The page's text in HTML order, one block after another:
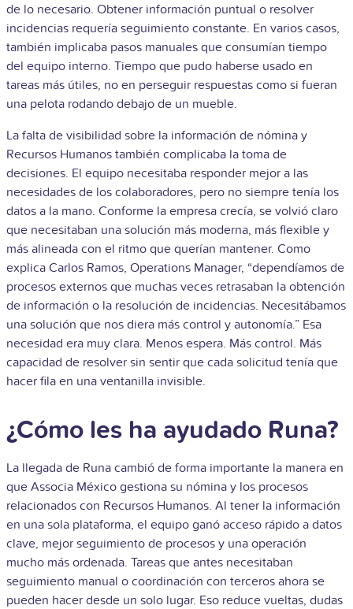
de lo necesario. Obtener información puntual o resolver
incidencias requería seguimiento constante. En varios casos,
también implicaba pasos manuales que consumían tiempo
del equipo interno. Tiempo que pudo haberse usado en
tareas más útiles, no en perseguir respuestas como si fueran
una pelota rodando debajo de un mueble.
La falta de visibilidad sobre la información de nómina y
Recursos Humanos también complicaba la toma de
decisiones. El equipo necesitaba responder mejor a las
necesidades de los colaboradores, pero no siempre tenía los
datos a la mano. Conforme la empresa crecía, se volvió claro
que necesitaban una solución más moderna, más flexible y
más alineada con el ritmo que querían mantener. Como
explica Carlos Ramos, Operations Manager, “dependíamos de
procesos externos que muchas veces retrasaban la obtención
de información o la resolución de incidencias. Necesitábamos
una solución que nos diera más control y autonomía.” Esa
necesidad era muy clara. Menos espera. Más control. Más
capacidad de resolver sin sentir que cada solicitud tenía que
hacer fila en una ventanilla invisible.
¿Cómo les ha ayudado Runa?
La llegada de Runa cambió de forma importante la manera en
que Associa México gestiona su nómina y los procesos
relacionados con Recursos Humanos. Al tener la información
en una sola plataforma, el equipo ganó acceso rápido a datos
clave, mejor seguimiento de procesos y una operación
mucho más ordenada. Tareas que antes necesitaban
seguimiento manual o coordinación con terceros ahora se
pueden hacer desde un solo lugar. Eso reduce vueltas, dudas